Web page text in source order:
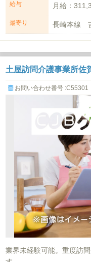
給与 月給：
最寄り 長崎本線
土屋訪問介護事業所佐
お問い合わせ番号 :C55301
業界未経験可能。重度訪